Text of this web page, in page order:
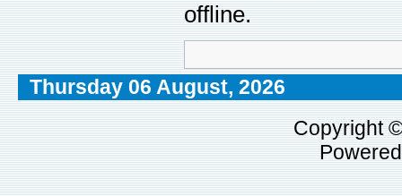
offline.
Thursday 06 August, 2026
Copyright